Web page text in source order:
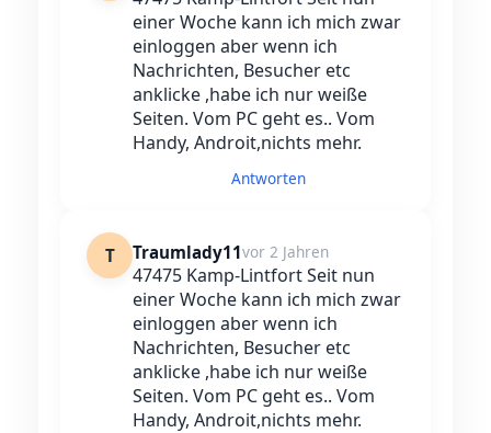
einer Woche kann ich mich zwar
einloggen aber wenn ich
Nachrichten, Besucher etc
anklicke ,habe ich nur weiße
Seiten. Vom PC geht es.. Vom
Handy, Androit,nichts mehr.
Antworten
T Traumlady11vor 2 Jahren
47475 Kamp-Lintfort Seit nun
einer Woche kann ich mich zwar
einloggen aber wenn ich
Nachrichten, Besucher etc
anklicke ,habe ich nur weiße
Seiten. Vom PC geht es.. Vom
Handy, Androit,nichts mehr.